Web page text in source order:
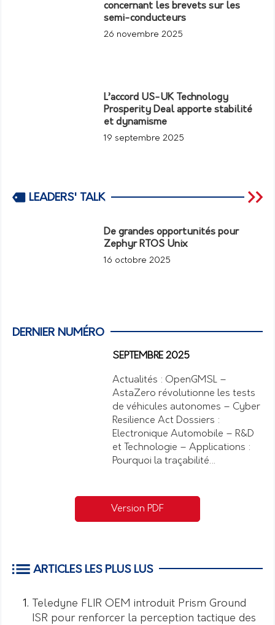
concernant les brevets sur les
semi-conducteurs
26 novembre 2025
L’accord US-UK Technology
Prosperity Deal apporte stabilité
et dynamisme
19 septembre 2025
LEADERS' TALK
De grandes opportunités pour
Zephyr RTOS Unix
16 octobre 2025
DERNIER NUMÉRO
SEPTEMBRE 2025
Actualités : OpenGMSL –
AstaZero révolutionne les tests
de véhicules autonomes – Cyber
Resilience Act Dossiers :
Electronique Automobile – R&D
et Technologie – Applications :
Pourquoi la traçabilité…
Version PDF
ARTICLES LES PLUS LUS
Teledyne FLIR OEM introduit Prism Ground
ISR pour renforcer la perception tactique des